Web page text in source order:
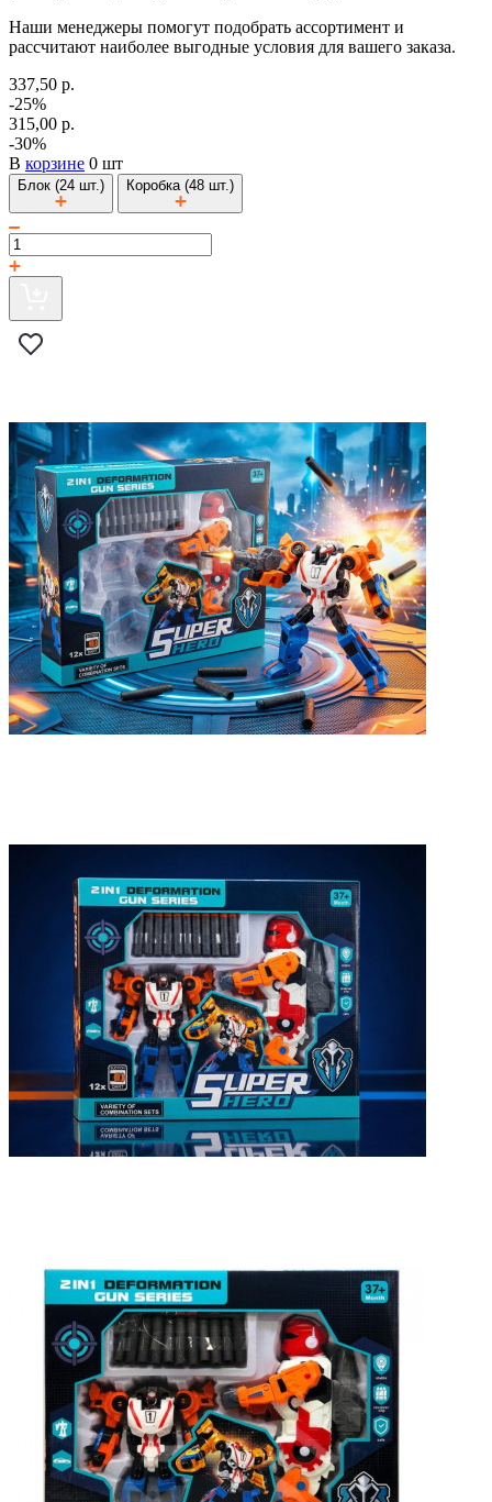
Наши менеджеры помогут подобрать ассортимент и
рассчитают наиболее выгодные условия для вашего заказа.
337,50 р.
-25%
315,00 р.
-30%
В корзине 0 шт
Блок (24 шт.) Коробка (48 шт.)